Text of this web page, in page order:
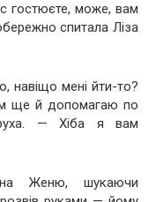
гостюєте, може, вам
спитала Ліза
навіщо мені йти-то?
ще й допомагаю по
— Хіба я вам
на Женю, шукаючи